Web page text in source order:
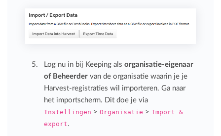
Log nu in bij Keeping alsorganisatie-eigenaar
of Beheerder van de organisatie waarin je je
Harvest-registraties wil importeren. Ga naar
het importscherm. Dit doe je via
Instellingen >Organisatie > Import &
export.